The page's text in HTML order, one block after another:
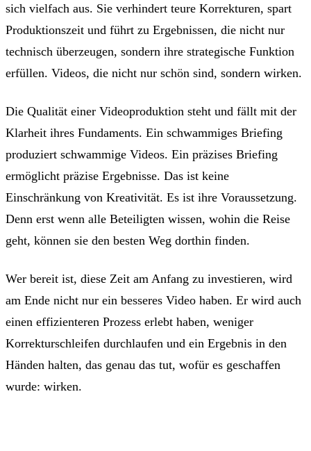
sich vielfach aus. Sie verhindert teure Korrekturen, spart
Produktionszeit und führt zu Ergebnissen, die nicht nur
technisch überzeugen, sondern ihre strategische Funktion
erfüllen. Videos, die nicht nur schön sind, sondern wirken.
Die Qualität einer Videoproduktion steht und fällt mit der
Klarheit ihres Fundaments. Ein schwammiges Briefing
produziert schwammige Videos. Ein präzises Briefing
ermöglicht präzise Ergebnisse. Das ist keine
Einschränkung von Kreativität. Es ist ihre Voraussetzung.
Denn erst wenn alle Beteiligten wissen, wohin die Reise
geht, können sie den besten Weg dorthin finden.
Wer bereit ist, diese Zeit am Anfang zu investieren, wird
am Ende nicht nur ein besseres Video haben. Er wird auch
einen effizienteren Prozess erlebt haben, weniger
Korrekturschleifen durchlaufen und ein Ergebnis in den
Händen halten, das genau das tut, wofür es geschaffen
wurde: wirken.